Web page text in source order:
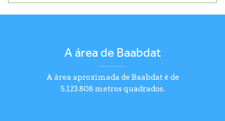
A área de Baabdat
A área aproximada de Baabdat é de
5.123.808 metros quadrados.